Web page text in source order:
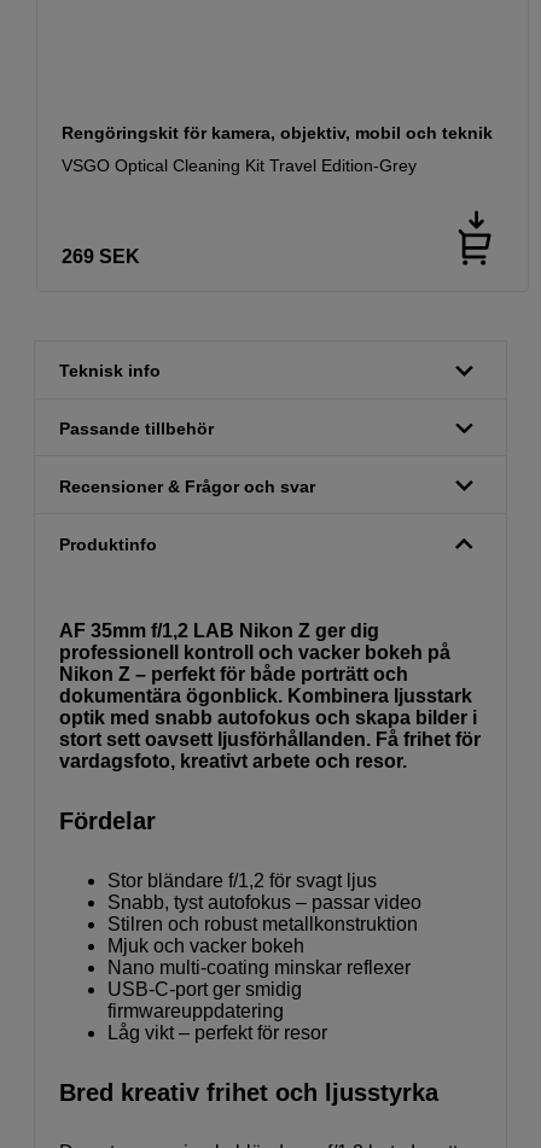
Rengöringskit för kamera, objektiv, mobil och teknik
VSGO Optical Cleaning Kit Travel Edition-Grey
269 SEK
Teknisk info
Passande tillbehör
Recensioner & Frågor och svar
Produktinfo
AF 35mm f/1,2 LAB Nikon Z ger dig
professionell kontroll och vacker bokeh på
Nikon Z – perfekt för både porträtt och
dokumentära ögonblick. Kombinera ljusstark
optik med snabb autofokus och skapa bilder i
stort sett oavsett ljusförhållanden. Få frihet för
vardagsfoto, kreativt arbete och resor.
Fördelar
Stor bländare f/1,2 för svagt ljus
Snabb, tyst autofokus – passar video
Stilren och robust metallkonstruktion
Mjuk och vacker bokeh
Nano multi-coating minskar reflexer
USB-C-port ger smidig
firmwareuppdatering
Låg vikt – perfekt för resor
Bred kreativ frihet och ljusstyrka